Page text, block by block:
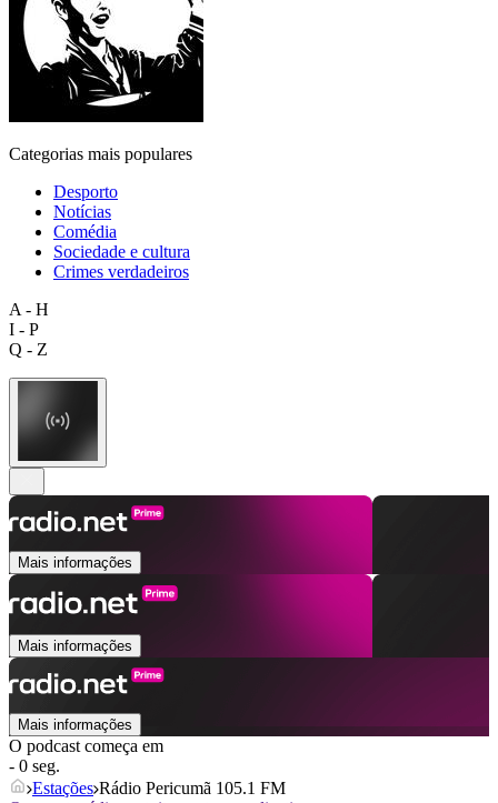
Categorias mais populares
Desporto
Notícias
Comédia
Sociedade e cultura
Crimes verdadeiros
A - H
I - P
Q - Z
Mais informações
Mais informações
Mais informações
O podcast começa em
- 0 seg.
Estações Rádio Pericumã 105.1 FM